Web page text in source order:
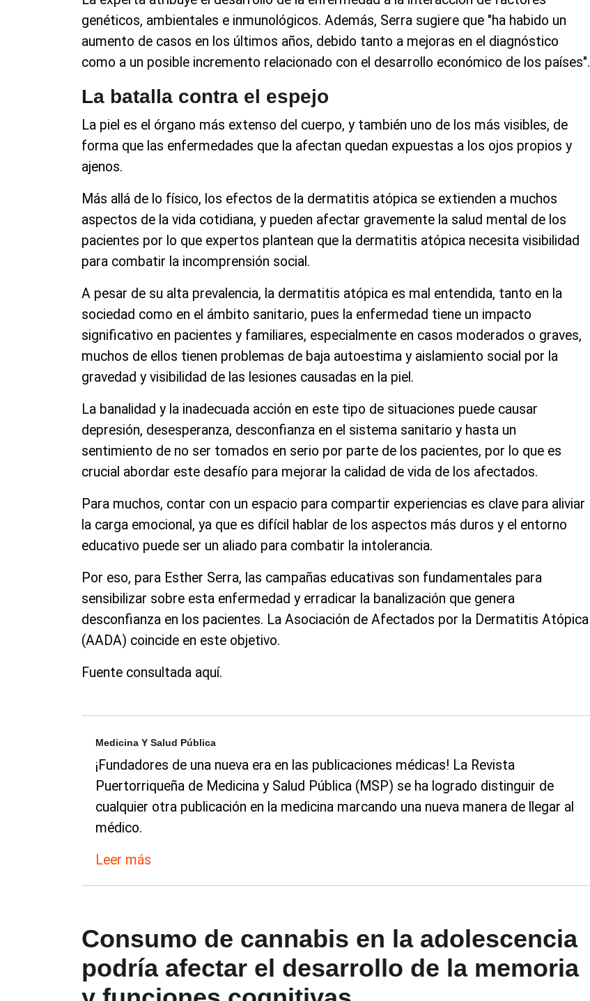
genéticos, ambientales e inmunológicos. Además, Serra sugiere que "ha habido un
aumento de casos en los últimos años, debido tanto a mejoras en el diagnóstico
como a un posible incremento relacionado con el desarrollo económico de los países".
La batalla contra el espejo
La piel es el órgano más extenso del cuerpo, y también uno de los más visibles, de
forma que las enfermedades que la afectan quedan expuestas a los ojos propios y
ajenos.
Más allá de lo físico, los efectos de la dermatitis atópica se extienden a muchos
aspectos de la vida cotidiana, y pueden afectar gravemente la salud mental de los
pacientes por lo que expertos plantean que la dermatitis atópica necesita visibilidad
para combatir la incomprensión social.
A pesar de su alta prevalencia, la dermatitis atópica es mal entendida, tanto en la
sociedad como en el ámbito sanitario, pues la enfermedad tiene un impacto
significativo en pacientes y familiares, especialmente en casos moderados o graves,
muchos de ellos tienen problemas de baja autoestima y aislamiento social por la
gravedad y visibilidad de las lesiones causadas en la piel.
La banalidad y la inadecuada acción en este tipo de situaciones puede causar
depresión, desesperanza, desconfianza en el sistema sanitario y hasta un
sentimiento de no ser tomados en serio por parte de los pacientes, por lo que es
crucial abordar este desafío para mejorar la calidad de vida de los afectados.
Para muchos, contar con un espacio para compartir experiencias es clave para aliviar
la carga emocional, ya que es difícil hablar de los aspectos más duros y el entorno
educativo puede ser un aliado para combatir la intolerancia.
Por eso, para Esther Serra, las campañas educativas son fundamentales para
sensibilizar sobre esta enfermedad y erradicar la banalización que genera
desconfianza en los pacientes. La Asociación de Afectados por la Dermatitis Atópica
(AADA) coincide en este objetivo.
Fuente consultada aquí.
Medicina Y Salud Pública
¡Fundadores de una nueva era en las publicaciones médicas! La Revista
Puertorriqueña de Medicina y Salud Pública (MSP) se ha logrado distinguir de
cualquier otra publicación en la medicina marcando una nueva manera de llegar al
médico.
Leer más
Consumo de cannabis en la adolescencia
podría afectar el desarrollo de la memoria